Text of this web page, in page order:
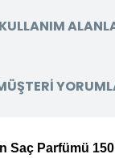
KULLANIM
Saç Parfümü 150